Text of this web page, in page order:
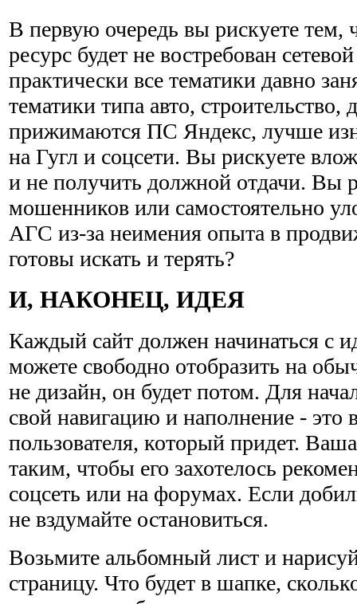
В первую очередь вы рискуете
ресурс будет не востребован
практически все тематики давно
тематики типа авто, строительство,
прижимаются ПС Яндекс, лучше
на Гугл и соцсети. Вы рискуете
и не получить должной отдачи. Вы
мошенников или самостоятельно
АГС из-за неимения опыта в
готовы искать и терять?
И, НАКОНЕЦ, ИДЕЯ
Каждый сайт должен начинаться с
можете свободно отобразить на
не дизайн, он будет потом. Для
свой навигацию и наполнение -
пользователя, который придет. Ваша
таким, чтобы его захотелось
соцсеть или на форумах. Если
не вздумайте остановиться.
Возьмите альбомный лист и
страницу. Что будет в шапке,